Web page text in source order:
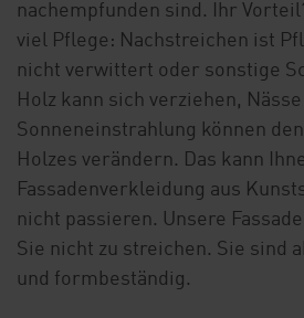
nachempfunden sind. Ihr
viel Pflege: Nachstreichen ist
nicht verwittert oder sonstige
Holz kann sich verziehen, Nässe
Sonneneinstrahlung können
Holzes verändern. Das kann
Fassadenverkleidung aus
nicht passieren. Unsere
Sie nicht zu streichen. Sie sind
und formbeständig.